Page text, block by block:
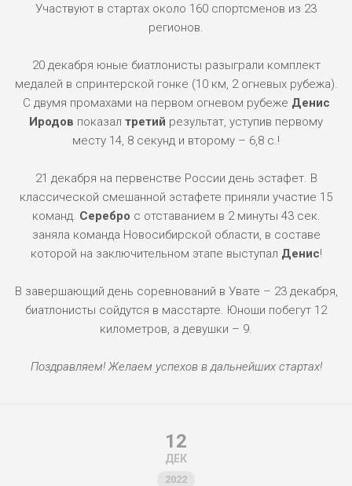
Участвуют в стартах около 160 спортсменов из 23
регионов.
20 декабря юные биатлонисты разыграли комплект
медалей в спринтерской гонке (10 км, 2 огневых рубежа).
С двумя промахами на первом огневом рубеже Денис
Иродов показал третий результат, уступив первому
месту 14, 8 секунд и второму – 6,8 с.!
21 декабря на первенстве России день эстафет. В
классической смешанной эстафете приняли участие 15
команд. Серебро с отставанием в 2 минуты 43 сек.
заняла команда Новосибирской области, в составе
которой на заключительном этапе выступал Денис!
В завершающий день соревнований в Увате – 23 декабря,
биатлонисты сойдутся в масстарте. Юноши побегут 12
километров, а девушки – 9.
Поздравляем! Желаем успехов в дальнейших стартах!
12
ДЕК
2022